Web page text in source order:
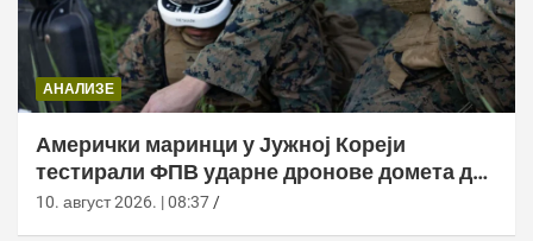
АНАЛИЗЕ
Амерички маринци у Јужној Кореји
тестирали ФПВ ударне дронове домета до
20 километара
10. август 2026. | 08:37